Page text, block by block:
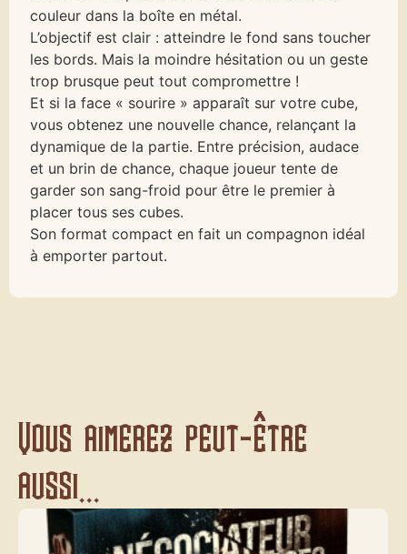
couleur dans la boîte en métal.
L’objectif est clair : atteindre le fond sans toucher
les bords. Mais la moindre hésitation ou un geste
trop brusque peut tout compromettre !
Et si la face « sourire » apparaît sur votre cube,
vous obtenez une nouvelle chance, relançant la
dynamique de la partie. Entre précision, audace
et un brin de chance, chaque joueur tente de
garder son sang-froid pour être le premier à
placer tous ses cubes.
Son format compact en fait un compagnon idéal
à emporter partout.
Vous aimerez peut-être
aussi...